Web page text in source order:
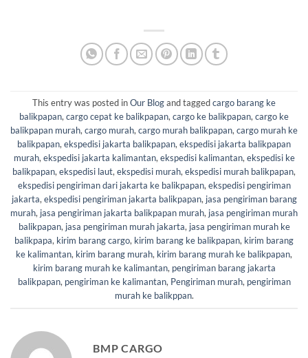
This entry was posted inOur Blogand taggedcargo barang ke
balikpapan, cargo cepat ke balikpapan, cargo ke balikpapan, cargo ke
balikpapan murah, cargo murah, cargo murah balikpapan, cargo murah ke
balikpapan, ekspedisi jakarta balikpapan, ekspedisi jakarta balikpapan
murah, ekspedisi jakarta kalimantan, ekspedisi kalimantan, ekspedisi ke
balikpapan, ekspedisi laut, ekspedisi murah, ekspedisi murah balikpapan,
ekspedisi pengiriman dari jakarta ke balikpapan, ekspedisi pengiriman
jakarta, ekspedisi pengiriman jakarta balikpapan, jasa pengiriman barang
murah, jasa pengiriman jakarta balikpapan murah, jasa pengiriman murah
balikpapan, jasa pengiriman murah jakarta, jasa pengiriman murah ke
balikpapa, kirim barang cargo, kirim barang ke balikpapan, kirim barang
ke kalimantan, kirim barang murah, kirim barang murah ke balikpapan,
kirim barang murah ke kalimantan, pengiriman barang jakarta
balikpapan, pengiriman ke kalimantan, Pengiriman murah, pengiriman
murah ke balikppan.
BMP CARGO